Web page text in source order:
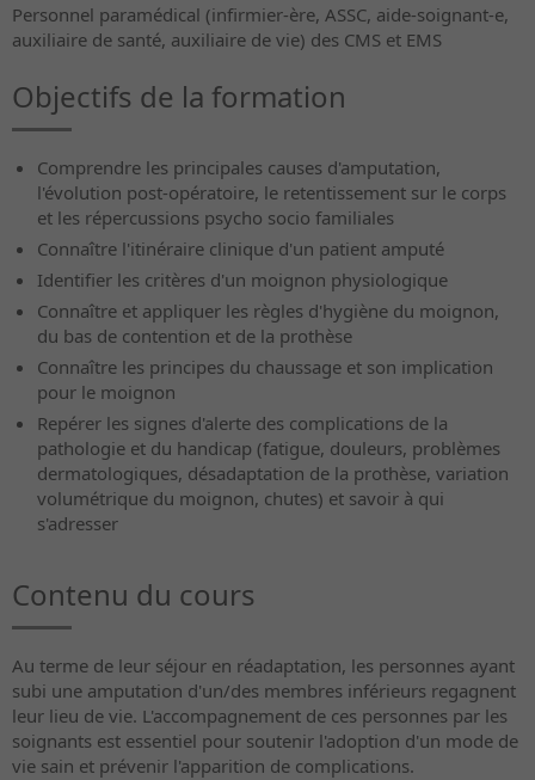
Personnel paramédical (infirmier-ère, ASSC, aide-soignant-e,
auxiliaire de santé, auxiliaire de vie) des CMS et EMS
Objectifs de la formation
Comprendre les principales causes d'amputation,
l'évolution post-opératoire, le retentissement sur le corps
et les répercussions psycho socio familiales
Connaître l'itinéraire clinique d'un patient amputé
Identifier les critères d'un moignon physiologique
Connaître et appliquer les règles d'hygiène du moignon,
du bas de contention et de la prothèse
Connaître les principes du chaussage et son implication
pour le moignon
Repérer les signes d'alerte des complications de la
pathologie et du handicap (fatigue, douleurs, problèmes
dermatologiques, désadaptation de la prothèse, variation
volumétrique du moignon, chutes) et savoir à qui
s'adresser
Contenu du cours
Au terme de leur séjour en réadaptation, les personnes ayant
subi une amputation d'un/des membres inférieurs regagnent
leur lieu de vie. L'accompagnement de ces personnes par les
soignants est essentiel pour soutenir l'adoption d'un mode de
vie sain et prévenir l'apparition de complications.